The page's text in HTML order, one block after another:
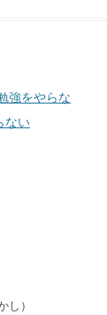
強をやらな
ない
）